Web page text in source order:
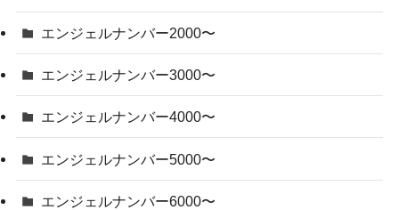
エンジェルナンバー2000〜
エンジェルナンバー3000〜
エンジェルナンバー4000〜
エンジェルナンバー5000〜
エンジェルナンバー6000〜